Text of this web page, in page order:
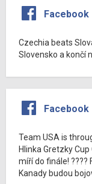
Facebook
Czechia beats
Slovensko a končí
Facebook
Team USA is
Hlinka Gretzky
míří do finále! ????
Kanady budou